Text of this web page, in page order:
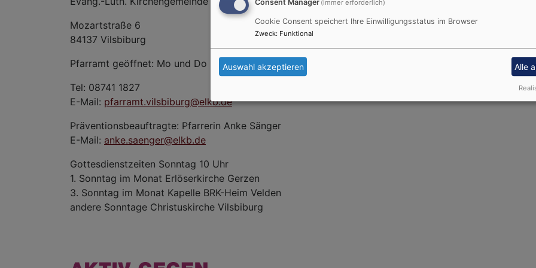
Mozartstraße 6
84137 Vilsbiburg
Pfarramt geöffnet: Mo und Do 9:00 - 12:30 Uhr
Tel: 08741 1827
E-Mail: pfarramt.vilsbiburg@elkb.de
Präventionsbeauftragte: Pfarrerin Anke Sänger
E-Mail: anke.saenger@elkb.de
Gottesdienstzeiten Sonntag 10 Uhr
1. Sonntag im Monat Erlöserkirche Gerzen
3. Sonntag im Monat Kapelle BRK-Heim Velden
andere Sonntage Christuskirche Vilsbiburg
Consent Manager (immer erforderlich)
Cookie Consent speichert Ihre Einwilligungsstatus im Browser
Zweck: Funktional
Auswahl akzeptieren Alle